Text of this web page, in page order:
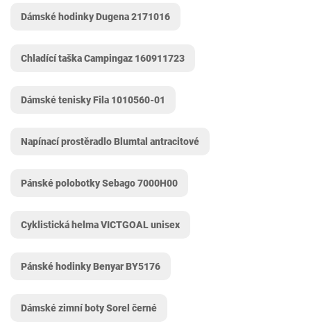
Dámské hodinky Dugena 2171016
Chladící taška Campingaz 160911723
Dámské tenisky Fila 1010560-01
Napínací prostěradlo Blumtal antracitové
Pánské polobotky Sebago 7000H00
Cyklistická helma VICTGOAL unisex
Pánské hodinky Benyar BY5176
Dámské zimní boty Sorel černé